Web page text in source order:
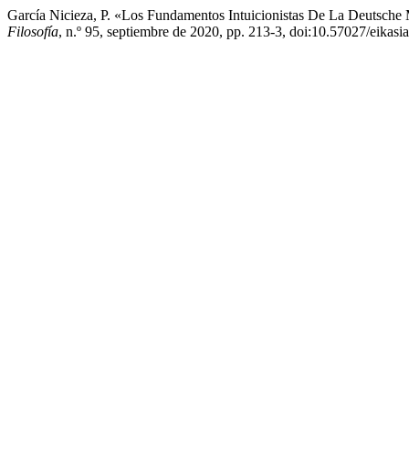
García Nicieza, P. «Los Fundamentos Intuicionistas De La
Filosofía, n.º 95, septiembre de 2020, pp. 213-3, doi:10.57027/